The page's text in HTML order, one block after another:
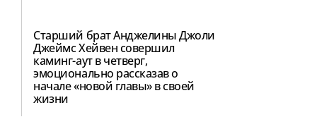
Старший брат Анджелины Джоли
Джеймс Хейвен совершил
каминг-аут в четверг,
эмоционально рассказав о
начале «новой главы» в своей
жизни